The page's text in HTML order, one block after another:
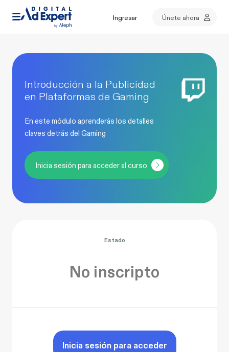
Ingresar Únete ahora
Introducción a la Publicidad
en Plataformas de Gaming
En este módulo aprenderás los detalles
claves detrás del Gaming
Inicia sesión para acceder al curso
Estado
No inscripto
Inicia sesión para acceder